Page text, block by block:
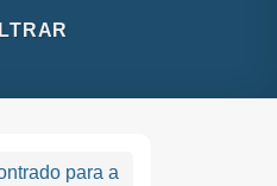
para a